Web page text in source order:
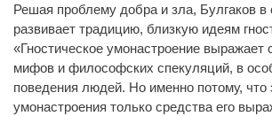
Решая проблему добра и зла, Булгаков в
развивает традицию, близкую идеям
«Гностическое умонастроение выражает
мифов и философских спекуляций, в
поведения людей. Но именно потому, что
умонастроения только средства его